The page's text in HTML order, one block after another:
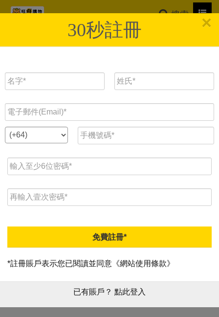
×
30秒註冊
免費註冊*
*註冊賬戶表示您已閱讀並同意 《網站使用條款》
已有賬戶？ 點此登入
搜索
商品分類
認證